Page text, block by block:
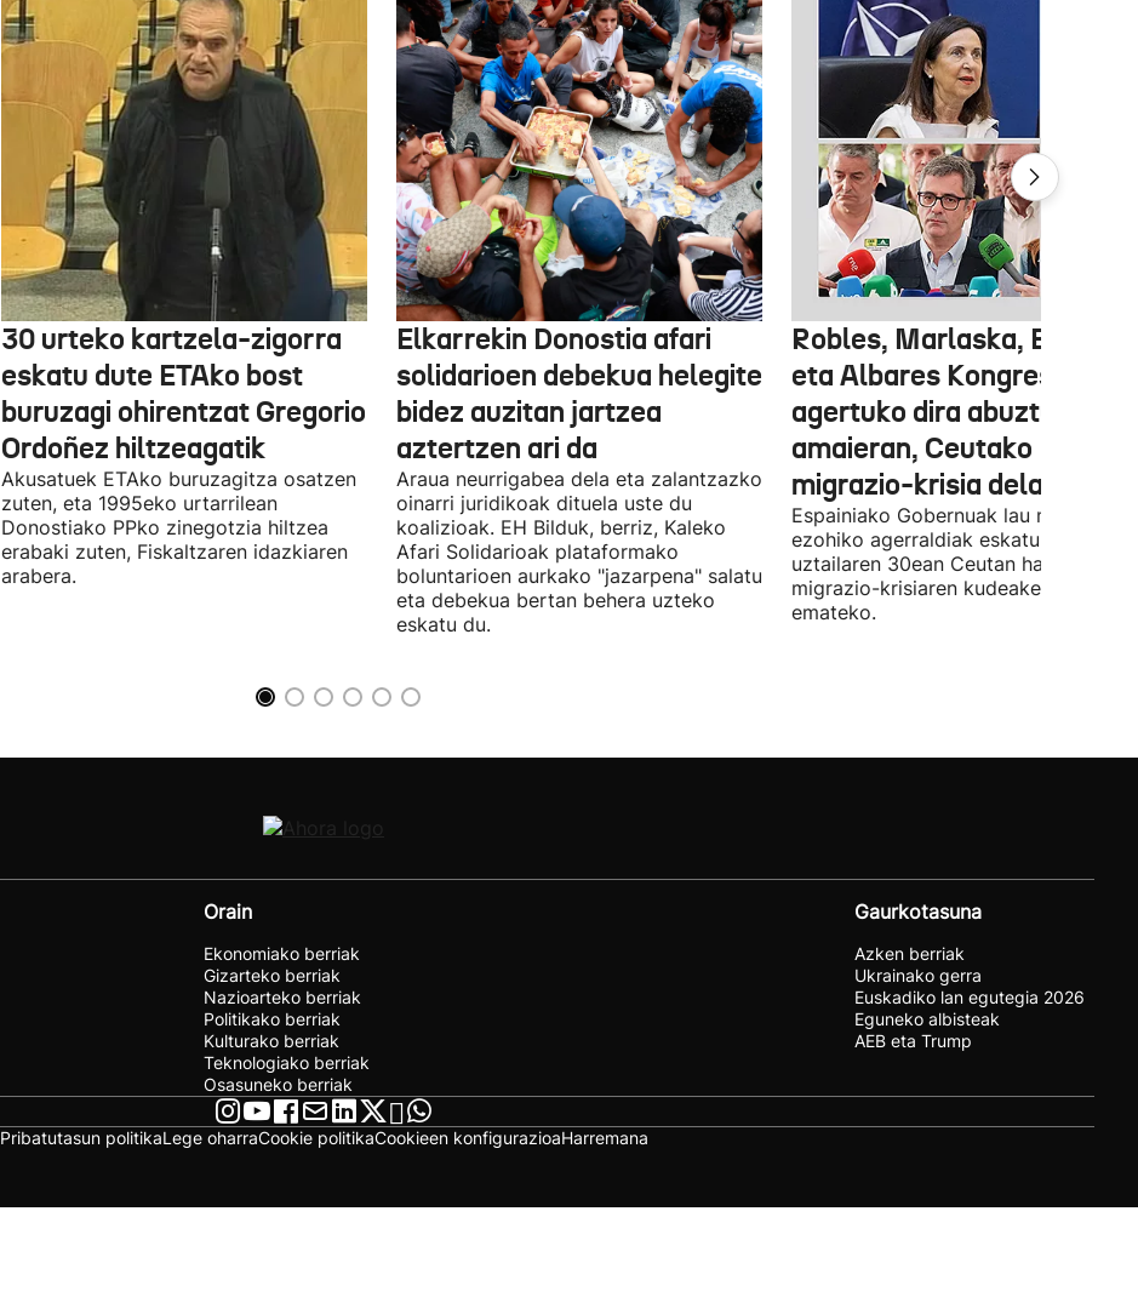
30 urteko kartzela-zigorra
eskatu dute ETAko bost
buruzagi ohirentzat Gregorio
Ordoñez hiltzeagatik
Akusatuek ETAko buruzagitza osatzen
zuten, eta 1995eko urtarrilean
Donostiako PPko zinegotzia hiltzea
erabaki zuten, Fiskaltzaren idazkiaren
arabera.
Elkarrekin Donostia afari
solidarioen debekua helegite
bidez auzitan jartzea
aztertzen ari da
Araua neurrigabea dela eta zalantzazko
oinarri juridikoak dituela uste du
koalizioak. EH Bilduk, berriz, Kaleko
Afari Solidarioak plataformako
boluntarioen aurkako "jazarpena" salatu
eta debekua bertan behera uzteko
eskatu du.
Robles, Marlaska, Bolaños
eta Albares Kongresuan
agertuko dira abuztuaren
amaieran, Ceutako
migrazio-krisia dela eta
Espainiako Gobernuak lau ministroen
ezohiko agerraldiak eskatu ditu,
uztailaren 30ean Ceutan hasitako
migrazio-krisiaren kudeaketaren berri
emateko.
Orain
Ekonomiako berriak
Gizarteko berriak
Nazioarteko berriak
Politikako berriak
Kulturako berriak
Teknologiako berriak
Osasuneko berriak
Gaurkotasuna
Azken berriak
Ukrainako gerra
Euskadiko lan egutegia 2026
Eguneko albisteak
AEB eta Trump
Pribatutasun politikaLege oharraCookie politikaCookieen konfigurazioaHarremana